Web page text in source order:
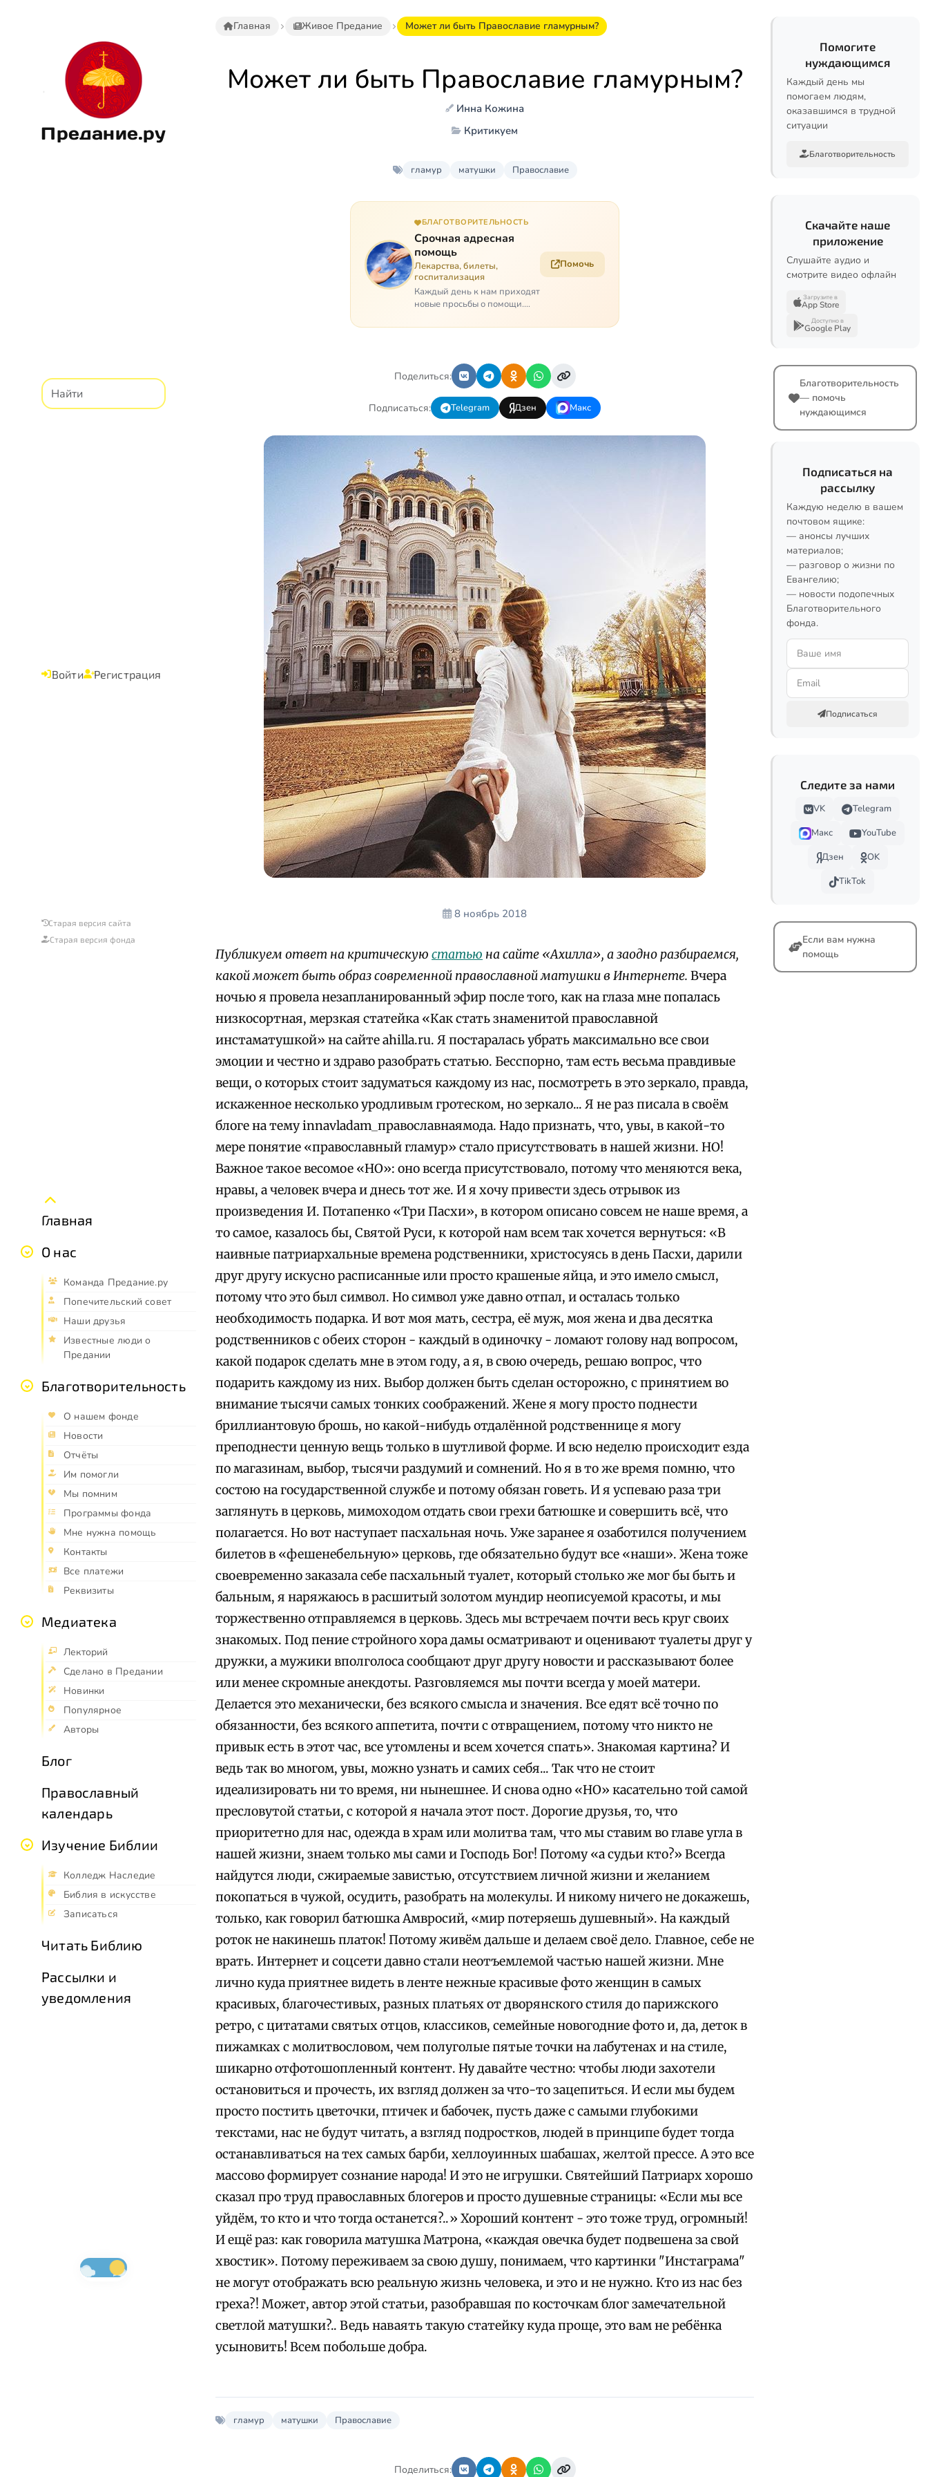
Предание.ру
Войти Регистрация
Старая версия сайта
Старая версия фонда
Главная
О нас
Команда Предание.ру
Попечительский совет
Наши друзья
Известные люди о
Предании
Благотворительность
О нашем фонде
Новости
Отчёты
Им помогли
Мы помним
Программы фонда
Мне нужна помощь
Контакты
Все платежи
Реквизиты
Медиатека
Лекторий
Сделано в Предании
Новинки
Популярное
Авторы
Блог
Православный
календарь
Изучение Библии
Колледж Наследие
Библия в искусстве
Записаться
Читать Библию
Рассылки и
уведомления
Главная Живое Предание Может ли быть Православие гламурным?
Может ли быть Православие гламурным?
Инна Кожина
Критикуем
гламур матушки Православие
БЛАГОТВОРИТЕЛЬНОСТЬ
Срочная адресная
помощь
Лекарства, билеты,
госпитализация
Каждый день к нам приходят
новые просьбы о помощи.
помощь нужна даже не
образовался недопустимый,
опасный п…
Помочь
Поделиться:
Подписаться: Telegram Дзен Макс
8 ноябрь 2018
Публикуем ответ на критическую статью на сайте «Ахилла», а заодно разбираемся,
какой может быть образ современной православной матушки в Интернете. Вчера
ночью я провела незапланированный эфир после того, как на глаза мне попалась
низкосортная, мерзкая статейка «Как стать знаменитой православной
инстаматушкой» на сайте ahilla.ru. Я постаралась убрать максимально все свои
эмоции и честно и здраво разобрать статью. Бесспорно, там есть весьма правдивые
вещи, о которых стоит задуматься каждому из нас, посмотреть в это зеркало, правда,
искаженное несколько уродливым гротеском, но зеркало... Я не раз писала в своём
блоге на тему innavladam_православнаямода. Надо признать, что, увы, в какой-то
мере понятие «православный гламур» стало присутствовать в нашей жизни. НО!
Важное такое весомое «НО»: оно всегда присутствовало, потому что меняются века,
нравы, а человек вчера и днесь тот же. И я хочу привести здесь отрывок из
произведения И. Потапенко «Три Пасхи», в котором описано совсем не наше время, а
то самое, казалось бы, Святой Руси, к которой нам всем так хочется вернуться: «В
наивные патриархальные времена родственники, христосуясь в день Пасхи, дарили
друг другу искусно расписанные или просто крашеные яйца, и это имело смысл,
потому что это был символ. Но символ уже давно отпал, и осталась только
необходимость подарка. И вот моя мать, сестра, её муж, моя жена и два десятка
родственников с обеих сторон - каждый в одиночку - ломают голову над вопросом,
какой подарок сделать мне в этом году, а я, в свою очередь, решаю вопрос, что
подарить каждому из них. Выбор должен быть сделан осторожно, с принятием во
внимание тысячи самых тонких соображений. Жене я могу просто поднести
бриллиантовую брошь, но какой-нибудь отдалённой родственнице я могу
преподнести ценную вещь только в шутливой форме. И всю неделю происходит езда
по магазинам, выбор, тысячи раздумий и сомнений. Но я в то же время помню, что
состою на государственной службе и потому обязан говеть. И я успеваю раза три
заглянуть в церковь, мимоходом отдать свои грехи батюшке и совершить всё, что
полагается. Но вот наступает пасхальная ночь. Уже заранее я озаботился получением
билетов в «фешенебельную» церковь, где обязательно будут все «наши». Жена тоже
своевременно заказала себе пасхальный туалет, который столько же мог бы быть и
бальным, я наряжаюсь в расшитый золотом мундир неописуемой красоты, и мы
торжественно отправляемся в церковь. Здесь мы встречаем почти весь круг своих
знакомых. Под пение стройного хора дамы осматривают и оценивают туалеты друг у
дружки, а мужики вполголоса сообщают друг другу новости и рассказывают более
или менее скромные анекдоты. Разговляемся мы почти всегда у моей матери.
Делается это механически, без всякого смысла и значения. Все едят всё точно по
обязанности, без всякого аппетита, почти с отвращением, потому что никто не
привык есть в этот час, все утомлены и всем хочется спать». Знакомая картина? И
ведь так во многом, увы, можно узнать и самих себя... Так что не стоит
идеализировать ни то время, ни нынешнее. И снова одно «НО» касательно той самой
пресловутой статьи, с которой я начала этот пост. Дорогие друзья, то, что
приоритетно для нас, одежда в храм или молитва там, что мы ставим во главе угла в
нашей жизни, знаем только мы сами и Господь Бог! Потому «а судьи кто?» Всегда
найдутся люди, сжираемые завистью, отсутствием личной жизни и желанием
покопаться в чужой, осудить, разобрать на молекулы. И никому ничего не докажешь,
только, как говорил батюшка Амвросий, «мир потеряешь душевный». На каждый
роток не накинешь платок! Потому живём дальше и делаем своё дело. Главное, себе не
врать. Интернет и соцсети давно стали неотъемлемой частью нашей жизни. Мне
лично куда приятнее видеть в ленте нежные красивые фото женщин в самых
красивых, благочестивых, разных платьях от дворянского стиля до парижского
ретро, с цитатами святых отцов, классиков, семейные новогодние фото и, да, деток в
пижамках с молитвословом, чем полуголые пятые точки на лабутенах и на стиле,
шикарно отфотошопленный контент. Ну давайте честно: чтобы люди захотели
остановиться и прочесть, их взгляд должен за что-то зацепиться. И если мы будем
просто постить цветочки, птичек и бабочек, пусть даже с самыми глубокими
текстами, нас не будут читать, а взгляд подростков, людей в принципе будет тогда
останавливаться на тех самых барби, хеллоуинных шабашах, желтой прессе. А это все
массово формирует сознание народа! И это не игрушки. Святейший Патриарх хорошо
сказал про труд православных блогеров и просто душевные страницы: «Если мы все
уйдём, то кто и что тогда останется?..» Хороший контент - это тоже труд, огромный!
И ещё раз: как говорила матушка Матрона, «каждая овечка будет подвешена за свой
хвостик». Потому переживаем за свою душу, понимаем, что картинки "Инстаграма"
не могут отображать всю реальную жизнь человека, и это и не нужно. Кто из нас без
греха?! Может, автор этой статьи, разобравшая по косточкам блог замечательной
светлой матушки?.. Ведь наваять такую статейку куда проще, это вам не ребёнка
усыновить! Всем побольше добра.
гламур матушки Православие
Поделиться:
Помогите
нуждающимся
Каждый день мы
помогаем людям,
оказавшимся в трудной
ситуации
Благотворительность
Скачайте наше
приложение
Слушайте аудио и
смотрите видео офлайн
Загрузите в
App Store
Доступно в
Google Play
Благотворительность
— помочь
нуждающимся
Подписаться на
рассылку
Каждую неделю в вашем
почтовом ящике:
— анонсы лучших
материалов;
— разговор о жизни по
Евангелию;
— новости подопечных
Благотворительного
фонда.
Подписаться
Следите за нами
VK
Telegram
Макс
YouTube
Дзен
OK
TikTok
Если вам нужна
помощь